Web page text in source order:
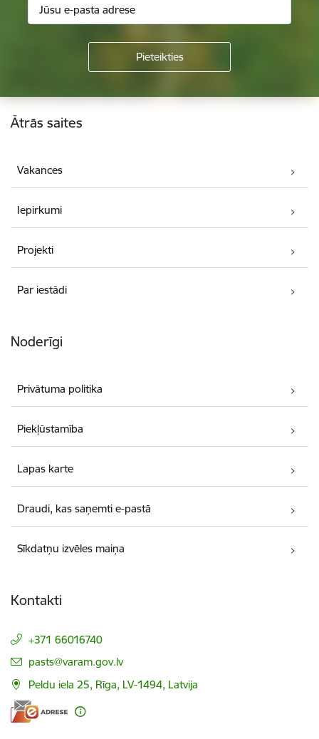
Kājene
Ātrās saites
Vakances
Iepirkumi
Projekti
Par iestādi
Noderīgi
Privātuma politika
Piekļūstamība
Lapas karte
Draudi, kas saņemti e-pastā
Sīkdatņu izvēles maiņa
Kontakti
+371 66016740
E-pasts:
pasts@varam.gov.lv
Peldu iela 25, Rīga, LV-1494, Latvija